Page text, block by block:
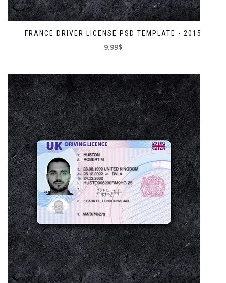
FRANCE DRIVER LICENSE PSD TEMPLATE - 2015
9.99$